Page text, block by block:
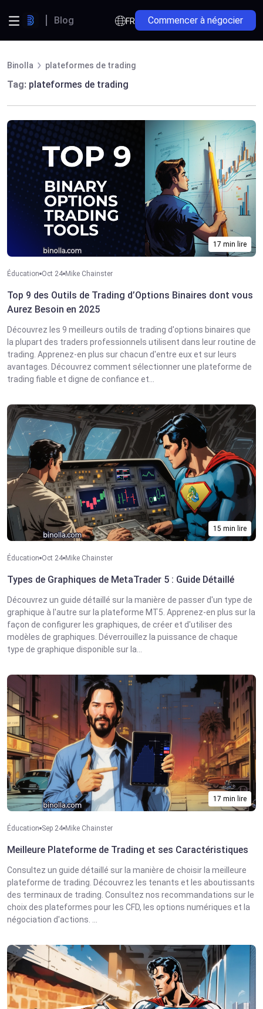
Blog FR Commencer à négocier
Binolla plateformes de trading
Tag: plateformes de trading
17 min lire
Éducation Oct 24 Mike Chainster
Top 9 des Outils de Trading d’Options Binaires dont vous
Aurez Besoin en 2025
Découvrez les 9 meilleurs outils de trading d'options binaires que
la plupart des traders professionnels utilisent dans leur routine de
trading. Apprenez-en plus sur chacun d'entre eux et sur leurs
avantages. Découvrez comment sélectionner une plateforme de
trading fiable et digne de confiance et...
15 min lire
Éducation Oct 24 Mike Chainster
Types de Graphiques de MetaTrader 5 : Guide Détaillé
Découvrez un guide détaillé sur la manière de passer d'un type de
graphique à l'autre sur la plateforme MT5. Apprenez-en plus sur la
façon de configurer les graphiques, de créer et d'utiliser des
modèles de graphiques. Déverrouillez la puissance de chaque
type de graphique disponible sur la...
17 min lire
Éducation Sep 24 Mike Chainster
Meilleure Plateforme de Trading et ses Caractéristiques
Consultez un guide détaillé sur la manière de choisir la meilleure
plateforme de trading. Découvrez les tenants et les aboutissants
des terminaux de trading. Consultez nos recommandations sur le
choix des plateformes pour les CFD, les options numériques et la
négociation d'actions. ...